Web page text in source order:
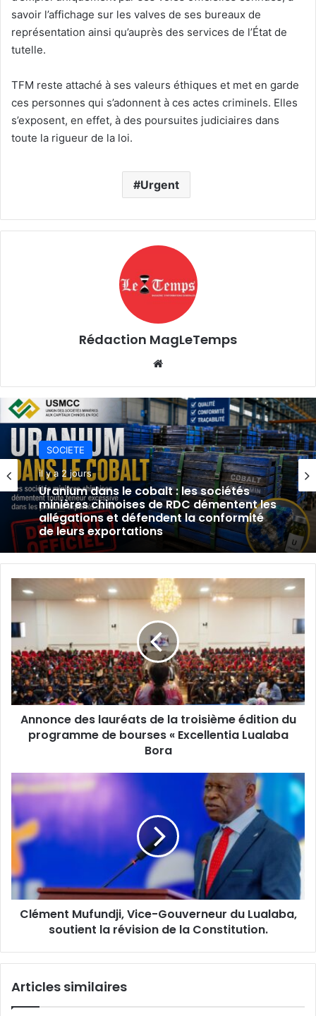
savoir l’affichage sur les valves de ses bureaux de
représentation ainsi qu’auprès des services de l’État de
tutelle.
TFM reste attaché à ses valeurs éthiques et met en garde
ces personnes qui s’adonnent à ces actes criminels. Elles
s’exposent, en effet, à des poursuites judiciaires dans
toute la rigueur de la loi.
Urgent
Rédaction MagLeTemps
SOCIETE
il y a 2 jours
Uranium dans le cobalt : les sociétés
minières chinoises de RDC démentent les
allégations et défendent la conformité
de leurs exportations
des
de
troisième
édition
du
programme
bourses
Bora
Annonce des lauréats de la troisième édition du
programme de bourses « Excellentia Lualaba
Bora
Mufundji,
Vice-
Gouverneur
du
Lualaba,
soutient
la
révision
deClément Mufundji, Vice-Gouverneur du Lualaba,
soutient la révision de la Constitution.
Articles similaires